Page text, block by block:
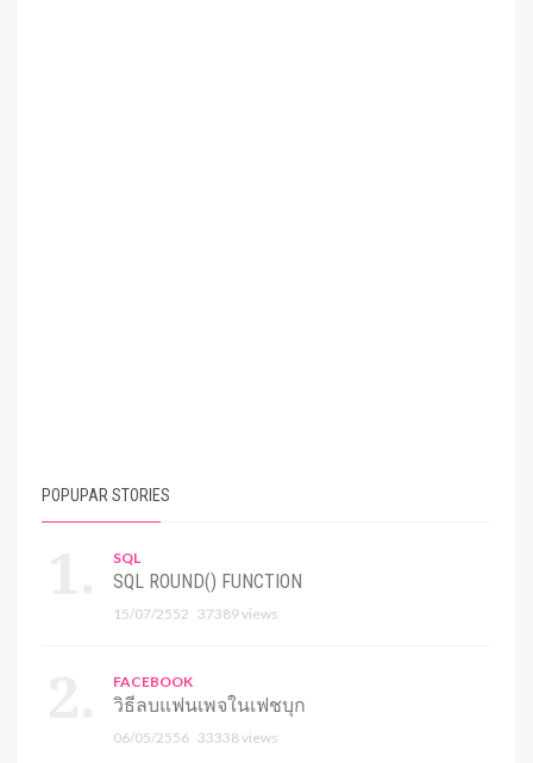
POPUPAR STORIES
SQL
SQL ROUND() FUNCTION
15/07/2552 37389 views
FACEBOOK
วิธีลบแฟนเพจในเฟชบุก
06/05/2556 33338 views